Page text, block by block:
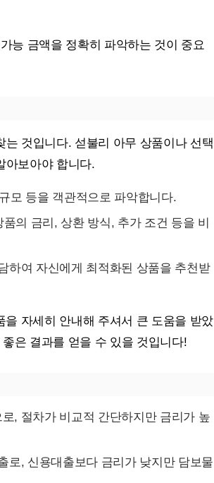
능 금액을 정확히 파악하는 것이 중요
것입니다. 섣불리 아무 상품이나 선택
아보아야 합니다.
모 등을 객관적으로 파악합니다.
의 금리, 상환 방식, 추가 조건 등을 비
하여 자신에게 최적화된 상품을 추천받
자세히 안내해 주셔서 큰 도움을 받았
은 결과를 얻을 수 있을 것입니다!
, 절차가 비교적 간단하지만 금리가 높
로, 신용대출보다 금리가 낮지만 담보물